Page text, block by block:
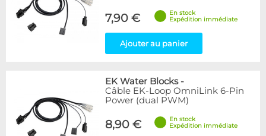
7,90 €
En stock
Expédition immédiate
Ajouter au panier
EK Water Blocks-
Câble EK-Loop OmniLink 6-Pin
Power (dual PWM)
8,90 €
En stock
Expédition immédiate